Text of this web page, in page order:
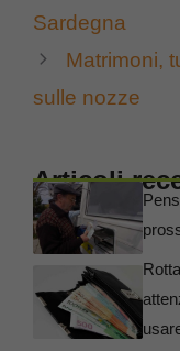
Sardegna
Matrimoni,
sulle nozze
Articoli